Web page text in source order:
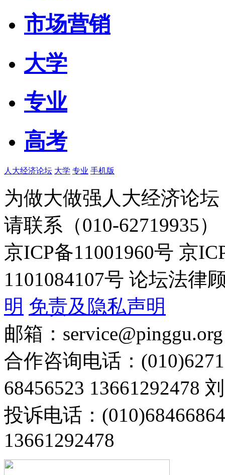
市场营销
大学
专业
高考
人大经济论坛 大学 专业 手机版
为做大做强人大经济论
请联系（010-62719935）
京ICP备11001960号 京
1101084107号 论坛法律
明 免责及隐私声明
邮箱：service@pinggu.org
合作咨询电话：
68456523 13661292478
投诉电话：
13661292478